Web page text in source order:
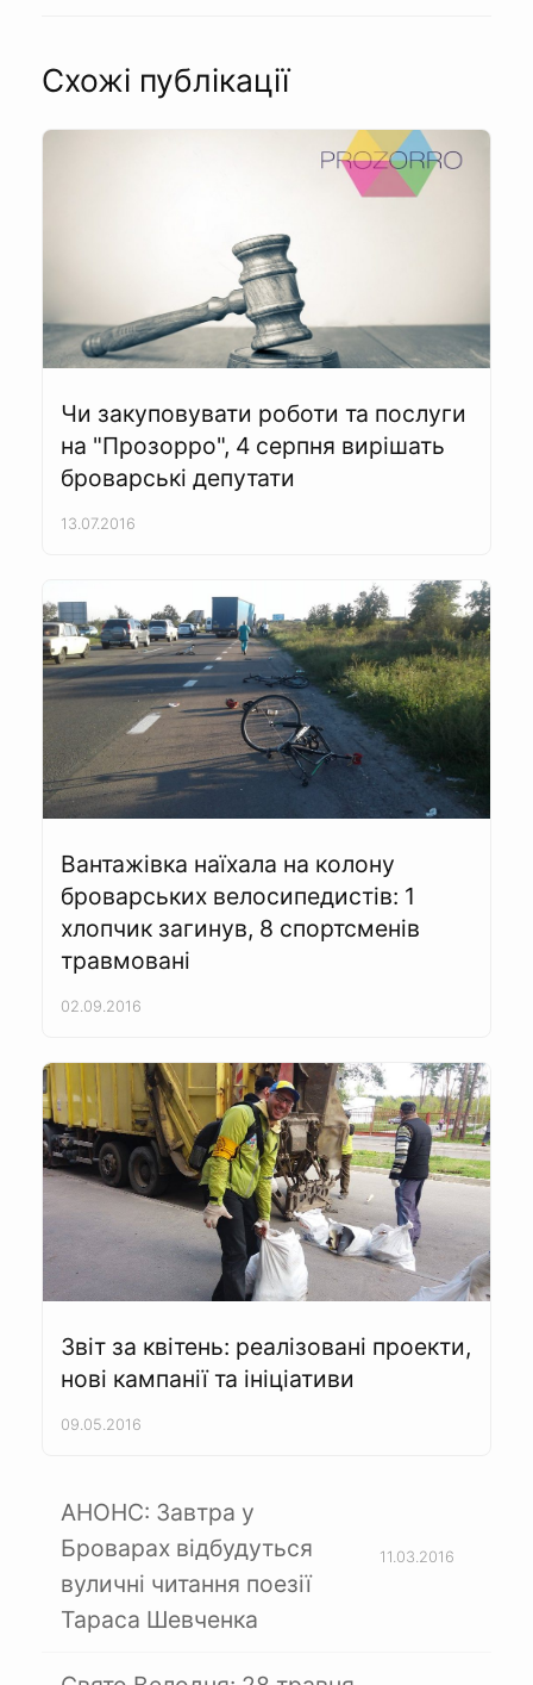
Схожі публікації
Чи закуповувати роботи та послуги
на "Прозорро", 4 серпня вирішать
броварські депутати
13.07.2016
Вантажівка наїхала на колону
броварських велосипедистів: 1
хлопчик загинув, 8 спортсменів
травмовані
02.09.2016
Звіт за квітень: реалізовані проекти,
нові кампанії та ініціативи
09.05.2016
АНОНС: Завтра у
Броварах відбудуться
вуличні читання поезії
Тараса Шевченка
11.03.2016